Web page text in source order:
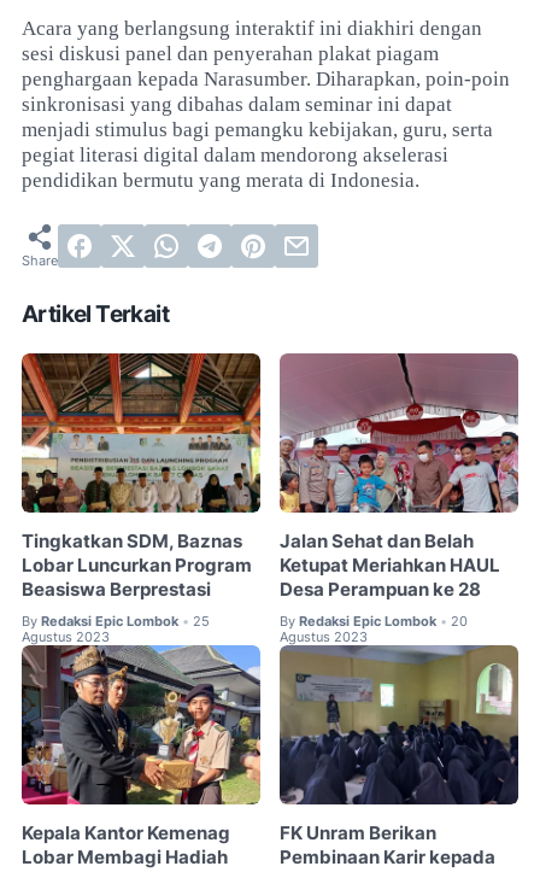
Acara yang berlangsung interaktif ini diakhiri dengan
sesi diskusi panel dan penyerahan plakat piagam
penghargaan kepada Narasumber. Diharapkan, poin-poin
sinkronisasi yang dibahas dalam seminar ini dapat
menjadi stimulus bagi pemangku kebijakan, guru, serta
pegiat literasi digital dalam mendorong akselerasi
pendidikan bermutu yang merata di Indonesia.
Artikel Terkait
Tingkatkan SDM, Baznas
Lobar Luncurkan Program
Beasiswa Berprestasi
By Redaksi Epic Lombok • 25
Agustus 2023
Jalan Sehat dan Belah
Ketupat Meriahkan HAUL
Desa Perampuan ke 28
By Redaksi Epic Lombok • 20
Agustus 2023
Kepala Kantor Kemenag
Lobar Membagi Hadiah
FK Unram Berikan
Pembinaan Karir kepada